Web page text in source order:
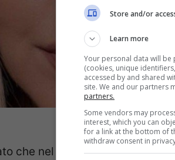
che nel 2016 un medico di
Store and/or
Learn more
Your personal data will
(cookies, unique
accessed by and shared
site. We and our partners
partners.
Some vendors may
interest, which you can
for a link at the bottom of
withdraw consent in